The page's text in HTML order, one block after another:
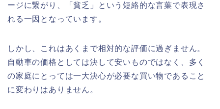
ージに繋がり、「貧乏」という短絡的な言葉で表現さ
れる一因となっています。
しかし、これはあくまで相対的な評価に過ぎません。
自動車の価格としては決して安いものではなく、多く
の家庭にとっては一大決心が必要な買い物であること
に変わりはありません。